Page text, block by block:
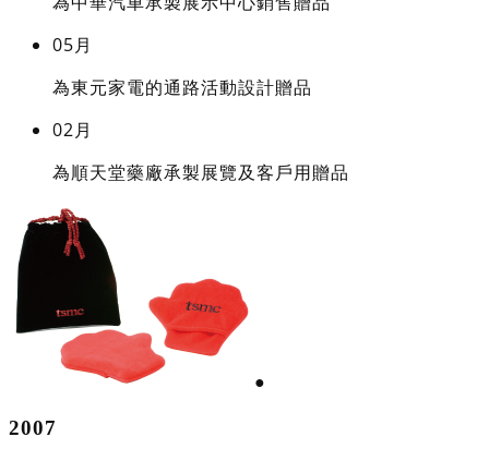
05月
為東元家電的通路活動設計贈品
02月
為順天堂藥廠承製展覽及客戶用贈品
●
2007